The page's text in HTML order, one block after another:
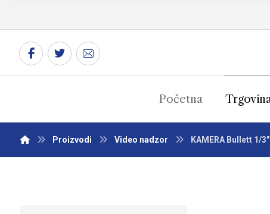
Početna
Proizvodi Video nadzor KAMERA Bullett 1/